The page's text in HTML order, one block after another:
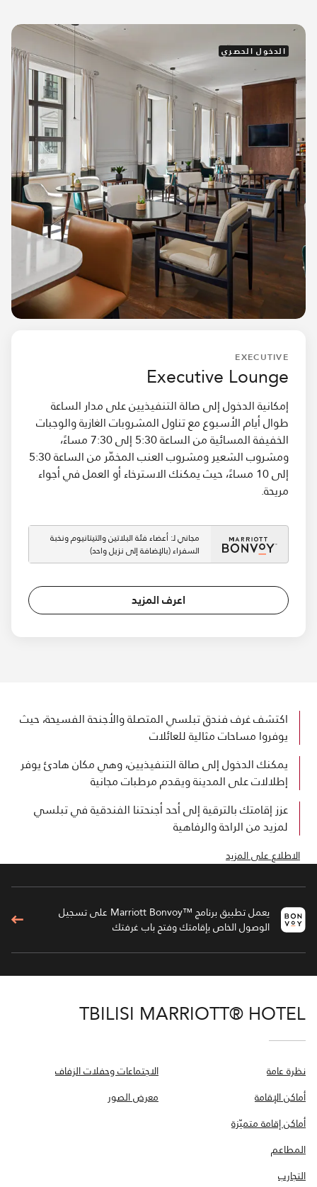
الدخول الحصري
EXECUTIVE
Executive Lounge
إمكانية الدخول إلى صالة التنفيذيين على مدار الساعة
طوال أيام الأسبوع مع تناول المشروبات الغازية والوجبات
الخفيفة المسائية من الساعة 5:30 إلى 7:30 مساءً،
ومشروب الشعير ومشروب العنب المخمّر من الساعة 5:30
إلى 10 مساءً، حيث يمكنك الاسترخاء أو العمل في أجواء
مريحة.
مجاني لـ: أعضاء فئة البلاتين والتيتانيوم ونخبة
السفراء (بالإضافة إلى نزيل واحد)
اعرف المزيد
اكتشف غرف فندق تبلسي المتصلة والأجنحة الفسيحة، حيث
يوفروا مساحات مثالية للعائلات
يمكنك الدخول إلى صالة التنفيذيين، وهي مكان هادئ يوفر
إطلالات على المدينة ويقدم مرطبات مجانية
عزز إقامتك بالترقية إلى أحد أجنحتنا الفندقية في تبلسي
لمزيد من الراحة والرفاهية
الاطلاع على المزيد
يعمل تطبيق برنامج ™Marriott Bonvoy على تسجيل
الوصول الخاص بإقامتك وفتح باب غرفتك
TBILISI MARRIOTT® HOTEL
نظرة عامة
أماكن الإقامة
أماكن إقامة متميّزة
المطاعم
التجارب
الاجتماعات وحفلات الزفاف
معرض الصور